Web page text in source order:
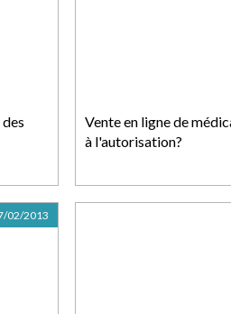
Vente en ligne de
à l'autorisation?
02/2013